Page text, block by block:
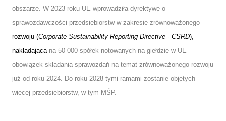
obszarze. W 2023 roku UE wprowadziła dyrektywę o
sprawozdawczości przedsiębiorstw w zakresie zrównoważonego
rozwoju (Corporate Sustainability Reporting Directive - CSRD),
nakładającą na 50 000 spółek notowanych na giełdzie w UE
obowiązek składania sprawozdań na temat zrównoważonego rozwoju
już od roku 2024. Do roku 2028 tymi ramami zostanie objętych
więcej przedsiębiorstw, w tym MŚP.